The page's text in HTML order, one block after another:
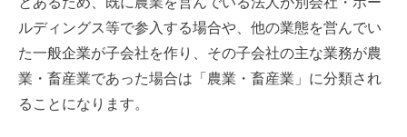
ルディングス等で参入する場合や、他の業態を営んでい
た一般企業が子会社を作り、その子会社の主な業務が農
業・畜産業であった場合は「農業・畜産業」に分類され
ることになります。